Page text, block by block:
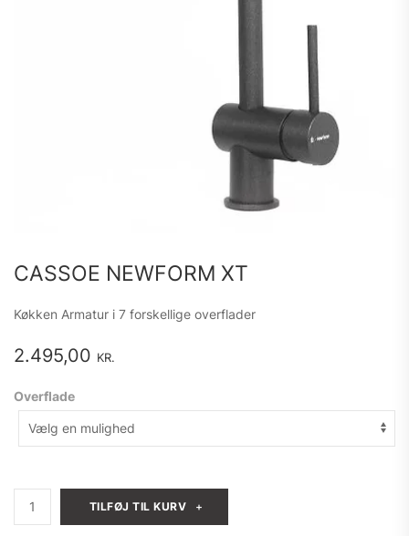
CASSOE NEWFORM XT
Køkken Armatur i 7 forskellige overflader
2.495,00 KR.
Overflade
NEWFORM
TILFØJ TIL KURV